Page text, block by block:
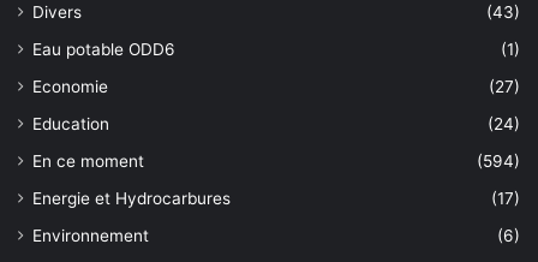
Divers
(43)
Eau potable ODD6
(1)
Economie
(27)
Education
(24)
En ce moment
(594)
Energie et Hydrocarbures
(17)
Environnement
(6)